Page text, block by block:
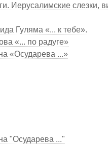
Иерусалимские слезки,
Гуляма «... к тебе».
«... по радуге»
«Осударева ...»
"Осударева ..."